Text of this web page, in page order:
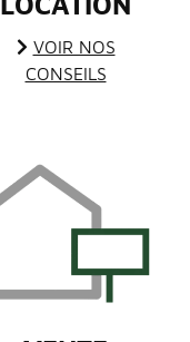
VOIR NOS
CONSEILS